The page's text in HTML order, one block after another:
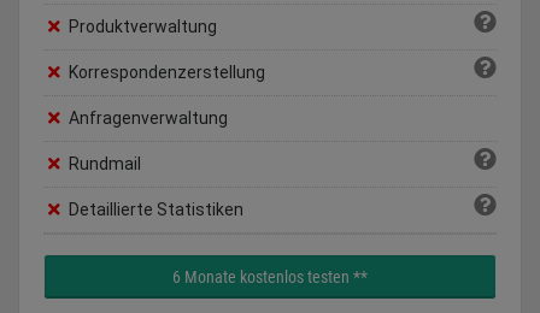
Produktverwaltung
Korrespondenzerstellung
Anfragenverwaltung
Rundmail
Detaillierte Statistiken
6 Monate kostenlos testen **